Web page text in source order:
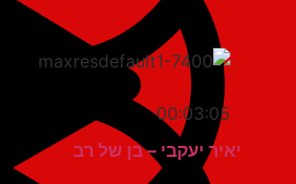
00:03:05
יאיר יעקבי – בן של רב